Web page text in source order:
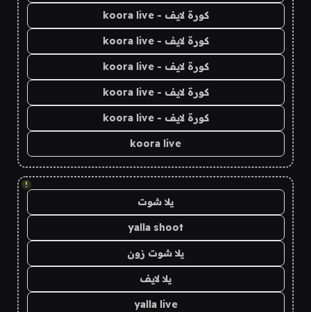
كورة لايف - koora live
كورة لايف - koora live
كورة لايف - koora live
كورة لايف - koora live
كورة لايف - koora live
koora live
!
يلا شوت
yalla shoot
يلا شوت زون
يلا لايف
yalla live